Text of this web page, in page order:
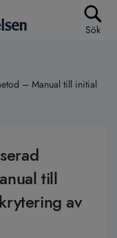
Sök
– Manual till initial
till
av